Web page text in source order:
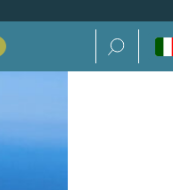
Ricerca per: